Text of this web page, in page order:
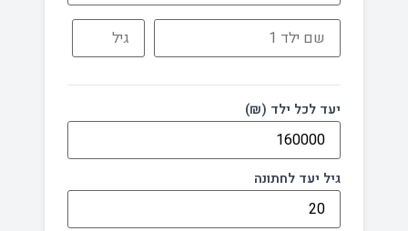
יעד לכל ילד (₪)
גיל יעד לחתונה